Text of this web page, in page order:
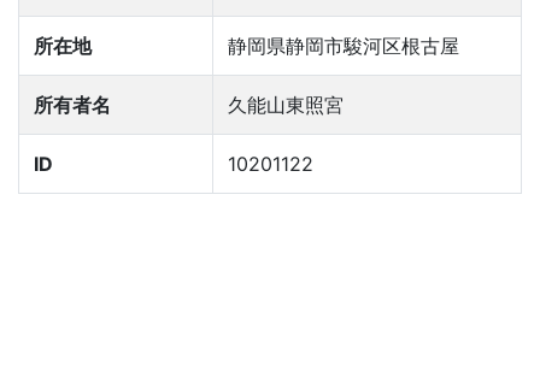
所在地 静岡県静岡市駿河区根古屋
所有者名 久能山東照宮
ID 10201122